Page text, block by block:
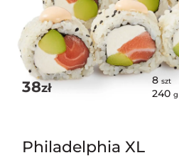
38zł
8 szt
240 g
Philadelphia XL